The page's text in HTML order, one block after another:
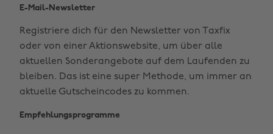
E-Mail-Newsletter
Registriere dich für den Newsletter von Taxfix
oder von einer Aktionswebsite, um über alle
aktuellen Sonderangebote auf dem Laufenden zu
bleiben. Das ist eine super Methode, um immer an
aktuelle Gutscheincodes zu kommen.
Empfehlungsprogramme